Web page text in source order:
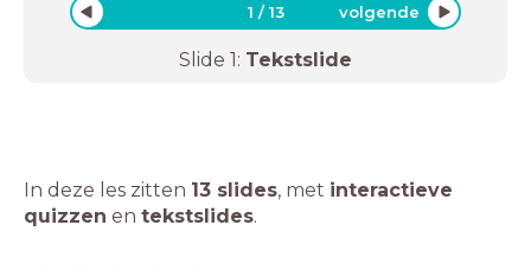
1 /13 volgende
Slide 1: Tekstslide
In deze les zitten 13 slides, met interactieve
quizzen en tekstslides.